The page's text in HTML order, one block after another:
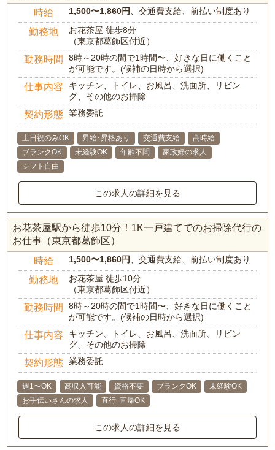
時給 1,500〜1,860円 、交通費支給、前払い制度あり
勤務地
お花茶屋 徒歩8分
（東京都葛飾区付近）
勤務時間
8時～20時の間で1時間〜、好きな日に働くこと
が可能です。(候補の日時から選択)
仕事内容
キッチン、トイレ、お風呂、洗面所、リビン
グ、その他のお掃除
契約形態 業務委託
土日祝のみOK 昇給･昇格あり 交通費支給
高時給
ブランクOK
未経験OK 年齢不問
家政婦の求人
シフト自由
この求人の詳細を見る
お花茶屋駅から徒歩10分！1K一戸建てでのお掃除代行の
お仕事（東京都葛飾区）
時給 1,500〜1,860円 、交通費支給、前払い制度あり
勤務地
お花茶屋 徒歩10分
（東京都葛飾区付近）
勤務時間
8時～20時の間で1時間〜、好きな日に働くこと
が可能です。(候補の日時から選択)
仕事内容
キッチン、トイレ、お風呂、洗面所、リビン
グ、その他のお掃除
契約形態 業務委託
週1〜OK 高収入可能 資格不要 ブランクOK
未経験OK
お手伝いさんの求人
直行･直帰OK
この求人の詳細を見る